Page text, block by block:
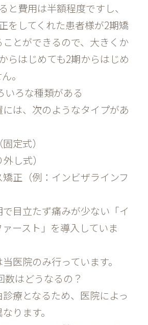
と費用は半額程度ですし、
をしてくれた患者様が2期矯
とができるので、大きくか
らはじめても2期からはじめ
。
ろな種類がある
は、次のようなタイプがあ
定式）
し式）
矯正（例：インビザラインフ
目立たず痛みが少ない「イ
ースト」を導入していま
医院のみ行っています。
はどうなるの？
療となるため、医院によっ
ります。